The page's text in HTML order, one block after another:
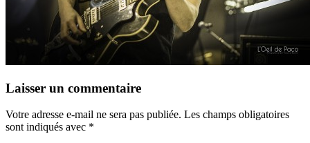
Laisser un commentaire
Votre adresse e-mail ne sera pas publiée. Les champs obligatoires
sont indiqués avec *